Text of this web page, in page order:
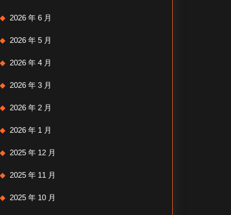
2026 年 6 月
2026 年 5 月
2026 年 4 月
2026 年 3 月
2026 年 2 月
2026 年 1 月
2025 年 12 月
2025 年 11 月
2025 年 10 月